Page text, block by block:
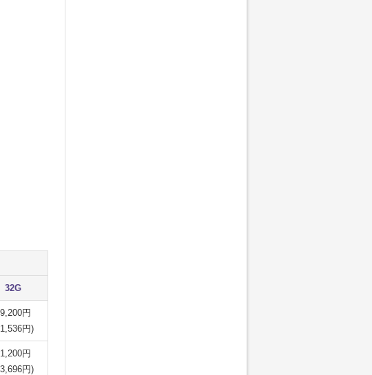
32G
円
円)
円
円)